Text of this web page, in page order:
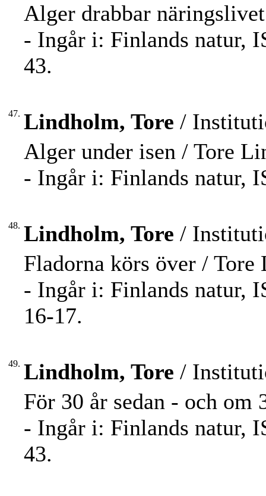
Alger drabbar
- Ingår i: Finlands natur,
43.
47. Lindholm, Tore /
Alger under isen / Tore
- Ingår i: Finlands natur,
48. Lindholm, Tore /
Fladorna körs över /
- Ingår i: Finlands natur,
16-17.
49. Lindholm, Tore /
För 30 år sedan - och
- Ingår i: Finlands natur,
43.